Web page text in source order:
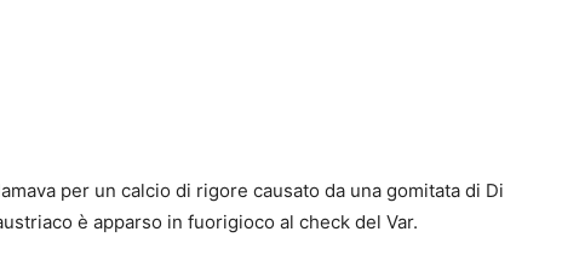
per un calcio di rigore causato da una gomitata di Di
è apparso in fuorigioco al check del Var.